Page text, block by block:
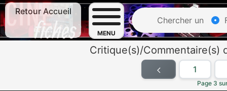
Retour Accueil
MENU
Chercher un
Critique(s)/Commentaire(s)
1
Page 3